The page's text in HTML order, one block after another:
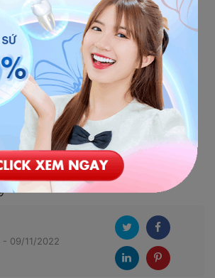
khai, minh bạch, hỗ trợ trả góp lãi
- 09/11/2022